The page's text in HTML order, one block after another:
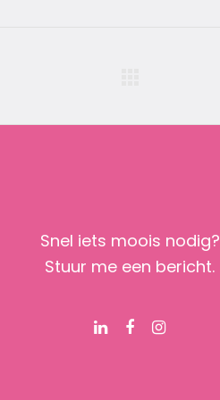
Snel iets moois nodig?
Stuur me een bericht.